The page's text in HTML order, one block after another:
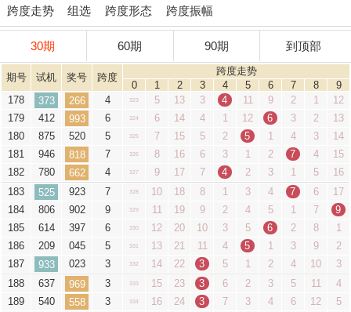
跨度走势 组选 跨度形态 跨度振幅
30期 60期 90期 到顶部
期号 试机 奖号 跨度
跨度走势
0
1 2 3 4 5 6 7 8
9
178
373 266 4 323 5 13 3 4 11 9 2 1
12
179
412 993 6 324 6 14 4 1 12 6 3 2
13
180
875 520 5 325 7 15 5 2 5 1 4 3
14
181
946 818 7 326 8 16 6 3 1 2 7 4
15
182
780 662 4 327 9 17 7 4 2 3 1 5
16
183
525 923 7 328 10 18 8 1 3 4 7 6
17
184
806 902 9 329 11 19 9 2 4 5 1 7
9
185
614 397 6 330 12 20 10 3 5 6 2 8
1
186
209 045 5 331 13 21 11 4 5 1 3 9
2
187
933 023 3 332 14 22 3 5 1 2 4 10
3
188
637 969 3 333 15 23 3 6 2 3 5 11
4
189
540 558 3 334 16 24 3 7 3 4 6 12
5